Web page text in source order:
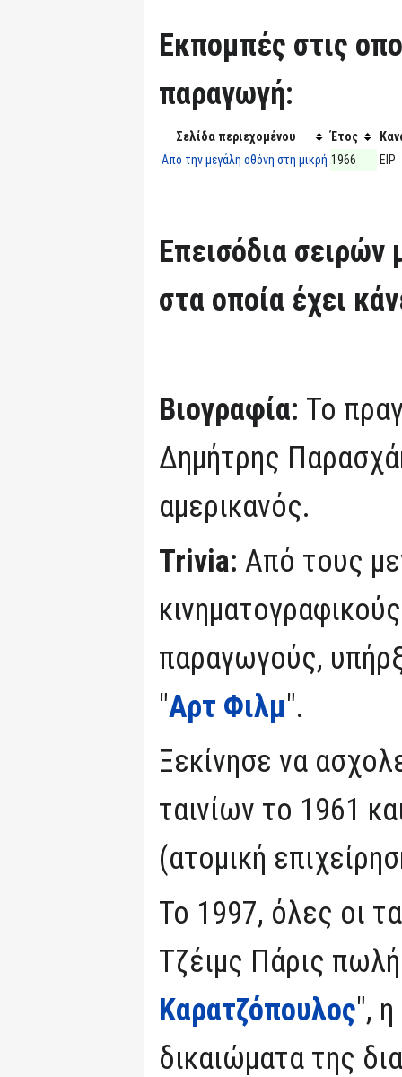
Εκπομπές στις
παραγωγή:
Σελίδα περιεχομένου Έτος
Από την μεγάλη οθόνη στη μικρή 1966 ΕΙΡ
Επεισόδια
στα οποία έχει
Βιογραφία: Το
Δημήτρης
αμερικανός.
Trivia: Από τους
παραγωγούς,
"Αρτ Φιλμ".
Ξεκίνησε να
ταινίων το 1961
(ατομική
Το 1997, όλες οι
Τζέιμς Πάρις
Καρατζόπουλος",
δικαιώματα της